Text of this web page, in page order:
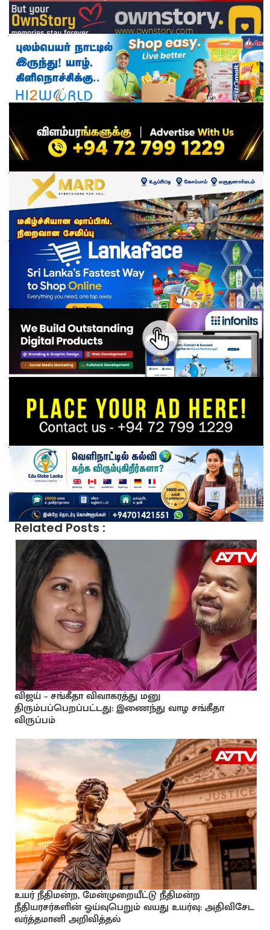
Related Posts :
விஜய் – சங்கீதா விவாகரத்து மனு
திரும்பப்பெறப்பட்டது: இணைந்து வாழ சங்கீதா
விருப்பம்
உயர் நீதிமன்ற, மேன்முறையீட்டு நீதிமன்ற
நீதியரசர்களின் ஓய்வுபெறும் வயது உயர்வு: அதிவிசேட
வர்த்தமானி அறிவித்தல்